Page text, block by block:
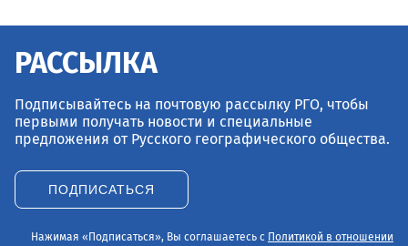
РАССЫЛКА
Подписывайтесь на почтовую рассылку РГО, чтобы
первыми получать новости и специальные
предложения от Русского географического общества.
ПОДПИСАТЬСЯ
Нажимая «Подписаться», Вы соглашаетесь с Политикой в отношении